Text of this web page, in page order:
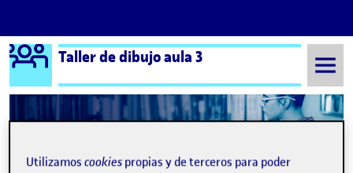
Saltar al contenido
Logo Ágora
Taller de dibujo aula 3
Semestre 20222 - Aula 3 PEC2 > Dibujar para explicar
Utilizamoscookies propias y de terceros para poder